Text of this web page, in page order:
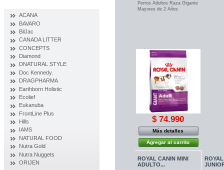
ACANA
BAVARO
BilJac
CANADA LITTER
CONCEPTS
Diamond
DNATURAL STYLE
Doc Kennedy.
DRAGPHARMA
Earthborn Holistic
Ecolief
Eukanuba
FrontLine Plus
Hills
IAMS
NATURAL FOOD
Nutra Gold
Nutra Nuggets
ORIJEN
Perros Adultos Raza Gigante
Mayores de 2 Años
$ 74.990
Más detalles
Agregar al carrito
ROYAL CANIN MINI
ADULTO...